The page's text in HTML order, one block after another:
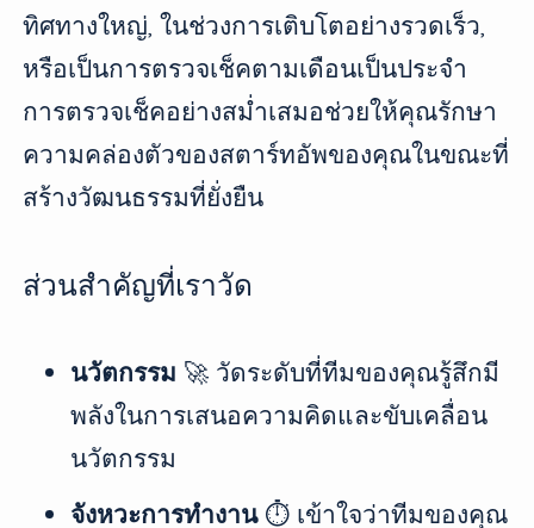
ทิศทางใหญ่, ในช่วงการเติบโตอย่างรวดเร็ว,
หรือเป็นการตรวจเช็คตามเดือนเป็นประจำ
การตรวจเช็คอย่างสม่ำเสมอช่วยให้คุณรักษา
ความคล่องตัวของสตาร์ทอัพของคุณในขณะที่
สร้างวัฒนธรรมที่ยั่งยืน
ส่วนสำคัญที่เราวัด
นวัตกรรม 🚀 วัดระดับที่ทีมของคุณรู้สึกมี
พลังในการเสนอความคิดและขับเคลื่อน
นวัตกรรม
จังหวะการทำงาน⏱️ เข้าใจว่าทีมของคุณ